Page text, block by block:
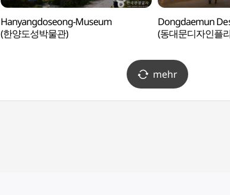
Hanyangdoseong-Museum
(한양도성박물관)
Dongdaemun
(동대문디자인플
mehr